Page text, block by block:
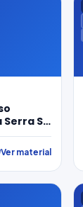
SP
Ams
Ver material